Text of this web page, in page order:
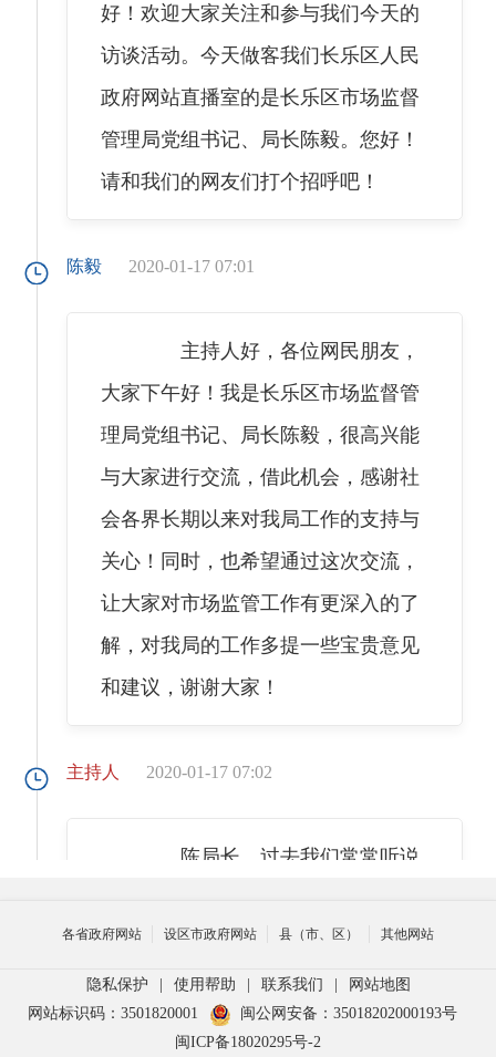
好！欢迎大家关注和参与我们今天的
访谈活动。今天做客我们长乐区人民
政府网站直播室的是长乐区市场监督
管理局党组书记、局长陈毅。您好！
请和我们的网友们打个招呼吧！
陈毅 2020-01-17 07:01
主持人好，各位网民朋友，
大家下午好！我是长乐区市场监督管
理局党组书记、局长陈毅，很高兴能
与大家进行交流，借此机会，感谢社
会各界长期以来对我局工作的支持与
关心！同时，也希望通过这次交流，
让大家对市场监管工作有更深入的了
解，对我局的工作多提一些宝贵意见
和建议，谢谢大家！
主持人 2020-01-17 07:02
陈局长，过去我们常常听说
这几个部门与市场监管局有什么关系
呢？
各省政府网站 设区市政府网站 县（市、区） 其他网站
隐私保护 使用帮助 联系我们
网站地图
网站标识码：3501820001
闽公网安备：35018202000193号
闽ICP备18020295号-2